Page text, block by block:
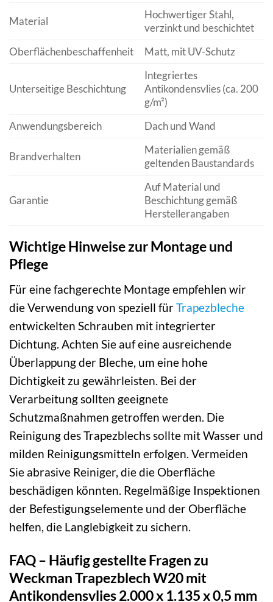
Material
Hochwertiger Stahl,
verzinkt und beschichtet
Oberflächenbeschaffenheit
Matt, mit UV-Schutz
Unterseitige Beschichtung
Integriertes
Antikondensvlies (ca. 200
g/m²)
Anwendungsbereich
Dach und Wand
Brandverhalten
Materialien gemäß
geltenden Baustandards
Garantie
Auf Material und
Beschichtung gemäß
Herstellerangaben
Wichtige Hinweise zur Montage und
Pflege
Für eine fachgerechte Montage empfehlen wir
die Verwendung von speziell fürTrapezbleche
entwickelten Schrauben mit integrierter
Dichtung. Achten Sie auf eine ausreichende
Überlappung der Bleche, um eine hohe
Dichtigkeit zu gewährleisten. Bei der
Verarbeitung sollten geeignete
Schutzmaßnahmen getroffen werden. Die
Reinigung des Trapezblechs sollte mit Wasser und
milden Reinigungsmitteln erfolgen. Vermeiden
Sie abrasive Reiniger, die die Oberfläche
beschädigen könnten. Regelmäßige Inspektionen
der Befestigungselemente und der Oberfläche
helfen, die Langlebigkeit zu sichern.
FAQ – Häufig gestellte Fragen zu
Weckman Trapezblech W20 mit
Antikondensvlies 2.000 x 1.135 x 0,5 mm